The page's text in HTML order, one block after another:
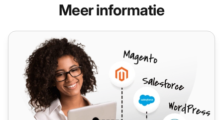
Meer informatie
Post Affiliate Pro